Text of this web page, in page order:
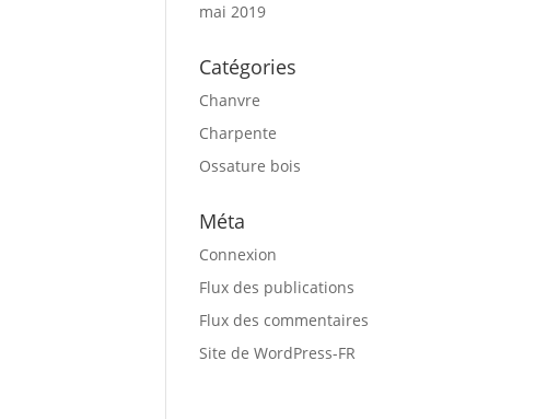
mai 2019
Catégories
Chanvre
Charpente
Ossature bois
Méta
Connexion
Flux des publications
Flux des commentaires
Site de WordPress-FR